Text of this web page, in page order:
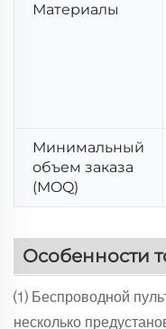
Материалы
Минимальный
объем заказа
(MOQ)
Особенности
⑴ Беспроводной
несколько